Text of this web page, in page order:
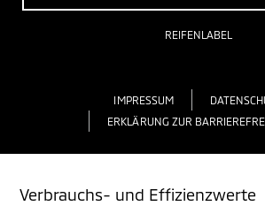
REIFENLABEL
IMPRESSUM
ERKLÄRUNG ZUR
Verbrauchs- und Effizienzwerte